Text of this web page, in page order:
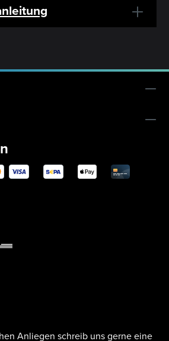
Anliegen schreib uns gerne eine